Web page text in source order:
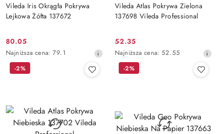
Vileda Iris Okrągła Pokrywa
Lejkowa Żółta 137672
Cena
promocyjna:
80.05
Najniższa
cena
obniżką
Najniższa cena: 79.1
Vileda Atlas Pokrywa Zielona
137698 Vileda Professional
Cena
promocyjna:
52.35
Najniższa
cena
Najniższa cena: 52.55
-2% -2%